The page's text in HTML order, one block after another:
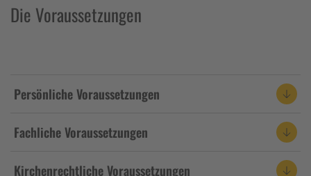
Die Voraussetzungen
Persönliche Voraussetzungen
Fachliche Voraussetzungen
Kirchenrechtliche Voraussetzungen